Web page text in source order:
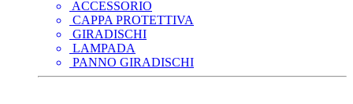
ACCESSORIO
CAPPA PROTETTIVA
GIRADISCHI
LAMPADA
PANNO GIRADISCHI